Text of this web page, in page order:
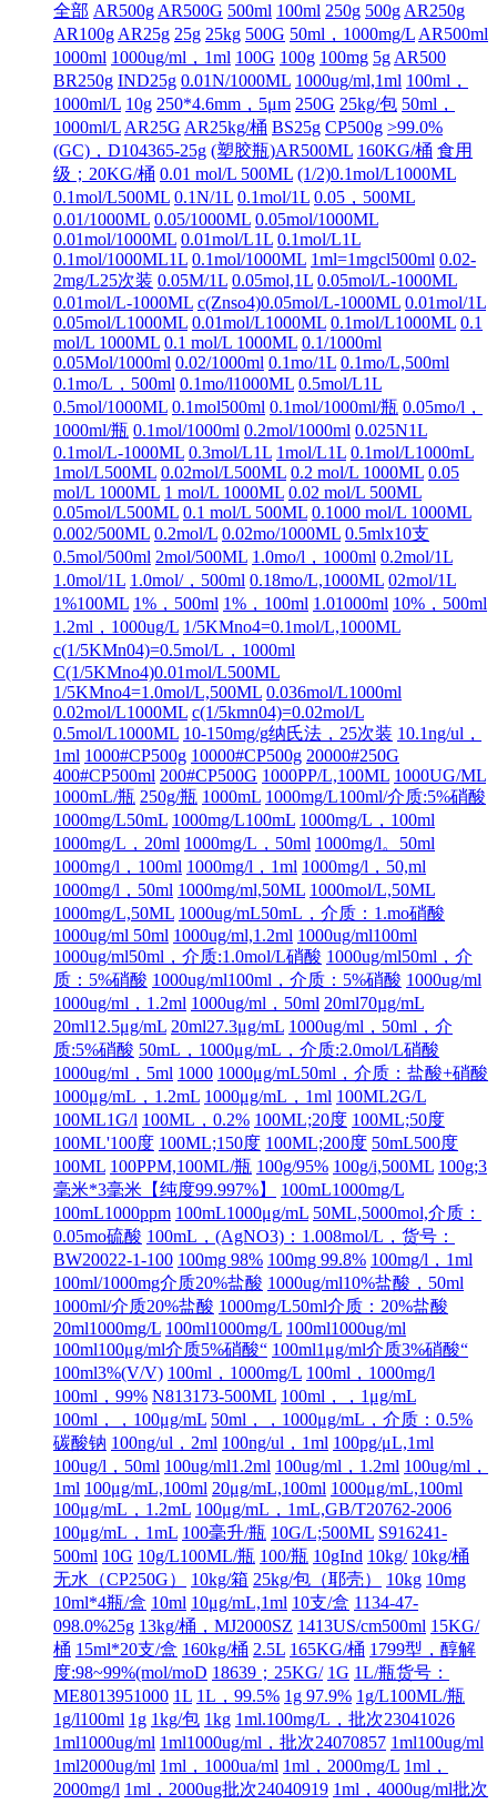
全部 AR500g AR500G 500ml 100ml 250g 500g AR250g
AR100g AR25g 25g 25kg 500G 50ml，1000mg/L AR500ml
1000ml 1000ug/ml，1ml 100G 100g 100mg 5g AR500
BR250g IND25g 0.01N/1000ML 1000ug/ml,1ml 100ml，
1000ml/L 10g 250*4.6mm，5μm 250G 25kg/包 50ml，
1000ml/L AR25G AR25kg/桶 BS25g CP500g >99.0%
(GC)，D104365-25g (塑胶瓶)AR500ML 160KG/桶 食用
级；20KG/桶 0.01 mol/L 500ML (1/2)0.1mol/L1000ML
0.1mol/L500ML 0.1N/1L 0.1mol/1L 0.05，500ML
0.01/1000ML 0.05/1000ML 0.05mol/1000ML
0.01mol/1000ML 0.01mol/L1L 0.1mol/L1L
0.1mol/1000ML1L 0.1mol/1000ML 1ml=1mgcl500ml 0.02-
2mg/L25次装 0.05M/1L 0.05mol,1L 0.05mol/L-1000ML
0.01mol/L-1000ML c(Znso4)0.05mol/L-1000ML 0.01mol/1L
0.05mol/L1000ML 0.01mol/L1000ML 0.1mol/L1000ML 0.1
mol/L 1000ML 0.1 mol/L 1000ML 0.1/1000ml
0.05Mol/1000ml 0.02/1000ml 0.1mo/1L 0.1mo/L,500ml
0.1mo/L，500ml 0.1mo/l1000ML 0.5mol/L1L
0.5mol/1000ML 0.1mol500ml 0.1mol/1000ml/瓶 0.05mo/l，
1000ml/瓶 0.1mol/1000ml 0.2mol/1000ml 0.025N1L
0.1mol/L-1000ML 0.3mol/L1L 1mol/L1L 0.1mol/L1000mL
1mol/L500ML 0.02mol/L500ML 0.2 mol/L 1000ML 0.05
mol/L 1000ML 1 mol/L 1000ML 0.02 mol/L 500ML
0.05mol/L500ML 0.1 mol/L 500ML 0.1000 mol/L 1000ML
0.002/500ML 0.2mol/L 0.02mo/1000ML 0.5mlx10支
0.5mol/500ml 2mol/500ML 1.0mo/l，1000ml 0.2mol/1L
1.0mol/1L 1.0mol/，500ml 0.18mo/L,1000ML 02mol/1L
1%100ML 1%，500ml 1%，100ml 1.01000ml 10%，500ml
1.2ml，1000ug/L 1/5KMno4=0.1mol/L,1000ML
c(1/5KMn04)=0.5mol/L，1000ml
C(1/5KMno4)0.01mol/L500ML
1/5KMno4=1.0mol/L,500ML 0.036mol/L1000ml
0.02mol/L1000ML c(1/5kmn04)=0.02mol/L
0.5mol/L1000ML 10-150mg/g纳氏法，25次装 10.1ng/ul，
1ml 1000#CP500g 10000#CP500g 20000#250G
400#CP500ml 200#CP500G 1000PP/L,100ML 1000UG/ML
1000mL/瓶 250g/瓶 1000mL 1000mg/L100ml/介质:5%硝酸
1000mg/L50mL 1000mg/L100mL 1000mg/L，100ml
1000mg/L，20ml 1000mg/L，50ml 1000mg/l。50ml
1000mg/l，100ml 1000mg/l，1ml 1000mg/l，50,ml
1000mg/l，50ml 1000mg/ml,50ML 1000mol/L,50ML
1000mg/L,50ML 1000ug/mL50mL，介质：1.mo硝酸
1000ug/ml 50ml 1000ug/ml,1.2ml 1000ug/ml100ml
1000ug/ml50ml，介质:1.0mol/L硝酸 1000ug/ml50ml，介
质：5%硝酸 1000ug/ml100ml，介质：5%硝酸 1000ug/ml
1000ug/ml，1.2ml 1000ug/ml，50ml 20ml70µg/mL
20ml12.5μg/mL 20ml27.3μg/mL 1000ug/ml，50ml，介
质:5%硝酸 50mL，1000μg/mL，介质:2.0mol/L硝酸
1000ug/ml，5ml 1000 1000μg/mL50ml，介质：盐酸+硝酸
1000μg/mL，1.2mL 1000μg/mL，1ml 100ML2G/L
100ML1G/l 100ML，0.2% 100ML;20度 100ML;50度
100ML'100度 100ML;150度 100ML;200度 50mL500度
100ML 100PPM,100ML/瓶 100g/95% 100g/i,500ML 100g;3
毫米*3毫米【纯度99.997%】
100mL1000mg/L
100mL1000ppm 100mL1000μg/mL 50ML,5000mol,介质：
0.05mo硫酸 100mL，(AgNO3)：1.008mol/L，货号：
BW20022-1-100 100mg 98% 100mg 99.8% 100mg/l，1ml
100ml/1000mg介质20%盐酸 1000ug/ml10%盐酸，50ml
1000ml/介质20%盐酸 1000mg/L50ml介质：20%盐酸
20ml1000mg/L 100ml1000mg/L 100ml1000ug/ml
100ml100μg/ml介质5%硝酸“ 100ml1μg/ml介质3%硝酸“
100ml3%(V/V) 100ml，1000mg/L 100ml，1000mg/l
100ml，99% N813173-500ML 100ml，，1μg/mL
100ml，，100μg/mL 50ml，，1000μg/mL，介质：0.5%
碳酸钠 100ng/ul，2ml 100ng/ul，1ml 100pg/μL,1ml
100ug/l，50ml 100ug/ml1.2ml 100ug/ml，1.2ml 100ug/ml，
1ml 100μg/mL,100ml 20μg/mL,100ml 1000μg/mL,100ml
100μg/mL，1.2mL 100μg/mL，1mL,GB/T20762-2006
100μg/mL，1mL 100毫升/瓶 10G/L;500ML S916241-
500ml 10G 10g/L100ML/瓶 100/瓶 10gInd 10kg/ 10kg/桶
无水（CP250G）
10kg/箱 25kg/包（耶壳） 10kg 10mg
10ml*4瓶/盒 10ml 10μg/mL,1ml 10支/盒 1134-47-
098.0%25g 13kg/桶，MJ2000SZ 1413US/cm500ml 15KG/
桶 15ml*20支/盒 160kg/桶 2.5L 165KG/桶 1799型，醇解
度:98~99%(mol/moD 18639；25KG/ 1G 1L/瓶货号：
ME8013951000 1L 1L，99.5% 1g 97.9% 1g/L100ML/瓶
1g/l100ml 1g 1kg/包 1kg 1ml.100mg/L，批次23041026
1ml1000ug/ml 1ml1000ug/ml，批次24070857 1ml100ug/ml
1ml2000ug/ml 1ml，1000ua/ml 1ml，2000mg/L 1ml，
2000mg/l 1ml，2000ug批次24040919 1ml，4000ug/ml批次